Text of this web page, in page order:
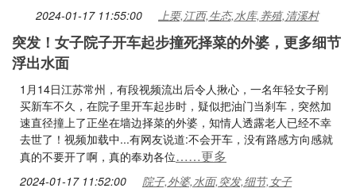
2024-01-17 11:55:00 上栗,江西,生态,水库,养殖,清溪村
突发！女子院子开车起步撞死择菜的外婆，更多细节
浮出水面
1月14日江苏常州，有段视频流出后令人揪心，一名年轻女子刚
买新车不久，在院子里开车起步时，疑似把油门当刹车，突然加
速直径撞上了正坐在墙边择菜的外婆，知情人透露老人已经不幸
去世了！视频加载中...有网友说道:不会开车，没有路感方向感就
真的不要开了啊，真的奉劝各位……更多
2024-01-17 11:52:00 院子,外婆,水面,突发,细节,女子